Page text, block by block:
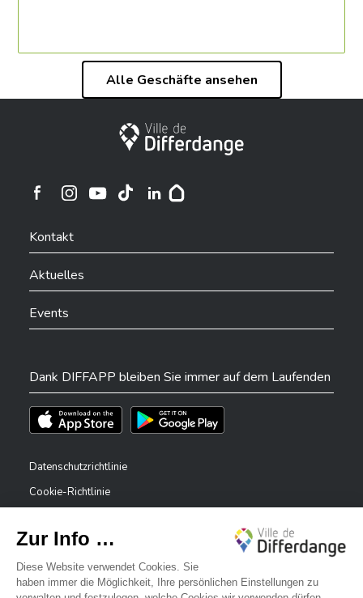
Alle Geschäfte ansehen
Stadt Differdingen
Ville de Differdange sur Instagram
Kontakt
Aktuelles
Events
Dank DIFFAPP bleiben Sie immer auf dem Laufenden
Téléchargez l'app sur l'App StoreTéléchargez l'app sur Play Store
Datenschutzrichtlinie
Cookie-Richtlinie
Erklärung zur Barrierefreiheit
Meldesystem – Whistleblower
✕
Bonjour, comment puis-je vous aider ?